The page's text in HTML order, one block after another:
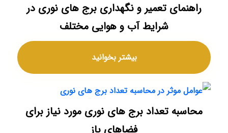
راهنمای تعمیر و نگهداری برج های نوری در
شرایط آب و هوایی مختلف
بیشتر بخوانید
محاسبه تعداد برج های نوری مورد نیاز برای
فضاهای باز